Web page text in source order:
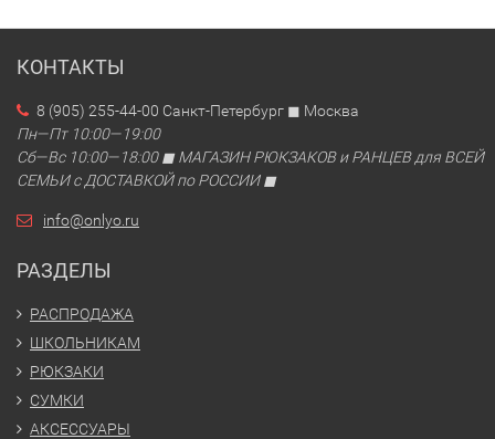
КОНТАКТЫ
8 (905) 255-44-00 Санкт-Петербург ◼ Москва
Пн—Пт 10:00—19:00
Сб—Вс 10:00—18:00 ◼ МАГАЗИН РЮКЗАКОВ и РАНЦЕВ для ВСЕЙ
СЕМЬИ с ДОСТАВКОЙ по РОССИИ ◼
info@onlyo.ru
РАЗДЕЛЫ
РАСПРОДАЖА
ШКОЛЬНИКАМ
РЮКЗАКИ
СУМКИ
АКСЕССУАРЫ